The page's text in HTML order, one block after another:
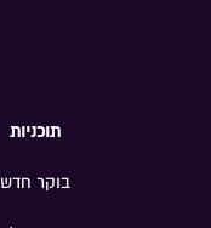
תוכניות
בוקר חדש